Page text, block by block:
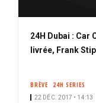
24H Dubai :
livrée, Frank
BRÈVE 24H SERIES
22 DÉC. 2017 • 14:13